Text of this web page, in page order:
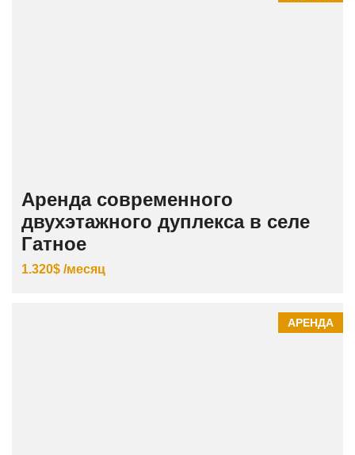
Аренда современного
двухэтажного дуплекса в селе
Гатное
1.320$ /месяц
АРЕНДА